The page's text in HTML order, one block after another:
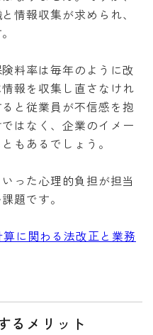
情報収集が求められ、
料率は毎年のように改
報を収集し直さなけれ
と従業員が不信感を抱
はなく、企業のイメー
もあるでしょう。
った心理的負担が担当
題です。
算に関わる法改正と業務
るメリット